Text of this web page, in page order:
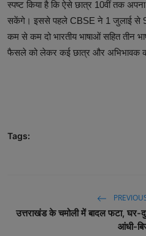
स्पष्ट किया है कि ऐसे छात्र 10वीं तक
सकेंगे। इससे पहले CBSE ने 1 जुलाई से
कम से कम दो भारतीय भाषाओं सहित तीन
फैसले को लेकर कई छात्र और अभिभावक
Tags:
उत्तराखंड के चमोली में बादल फटा,
आंधी-